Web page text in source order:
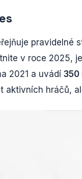
pravidelné
v roce 2025,
2021 a uvádí 350
aktivních hráčů,